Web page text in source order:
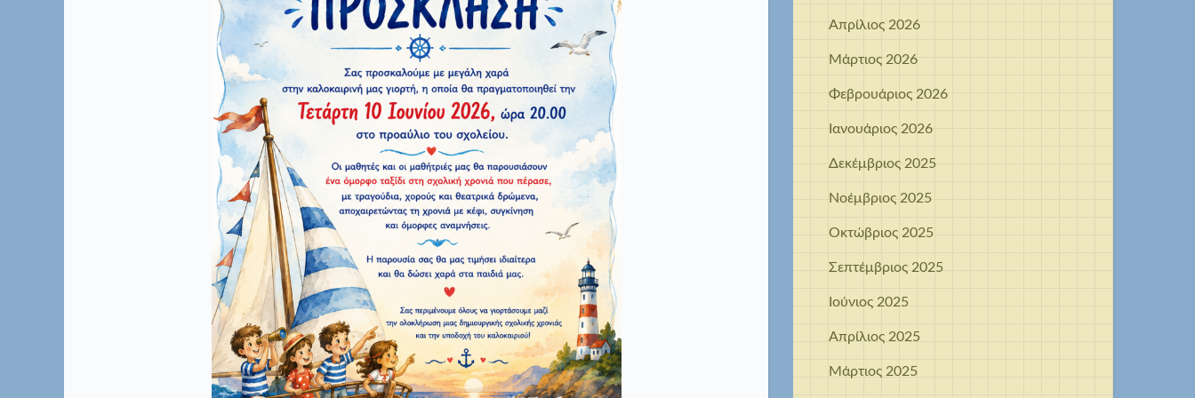
Απρίλιος 2026
Μάρτιος 2026
Φεβρουάριος 2026
Ιανουάριος 2026
Δεκέμβριος 2025
Νοέμβριος 2025
Οκτώβριος 2025
Σεπτέμβριος 2025
Ιούνιος 2025
Απρίλιος 2025
Μάρτιος 2025